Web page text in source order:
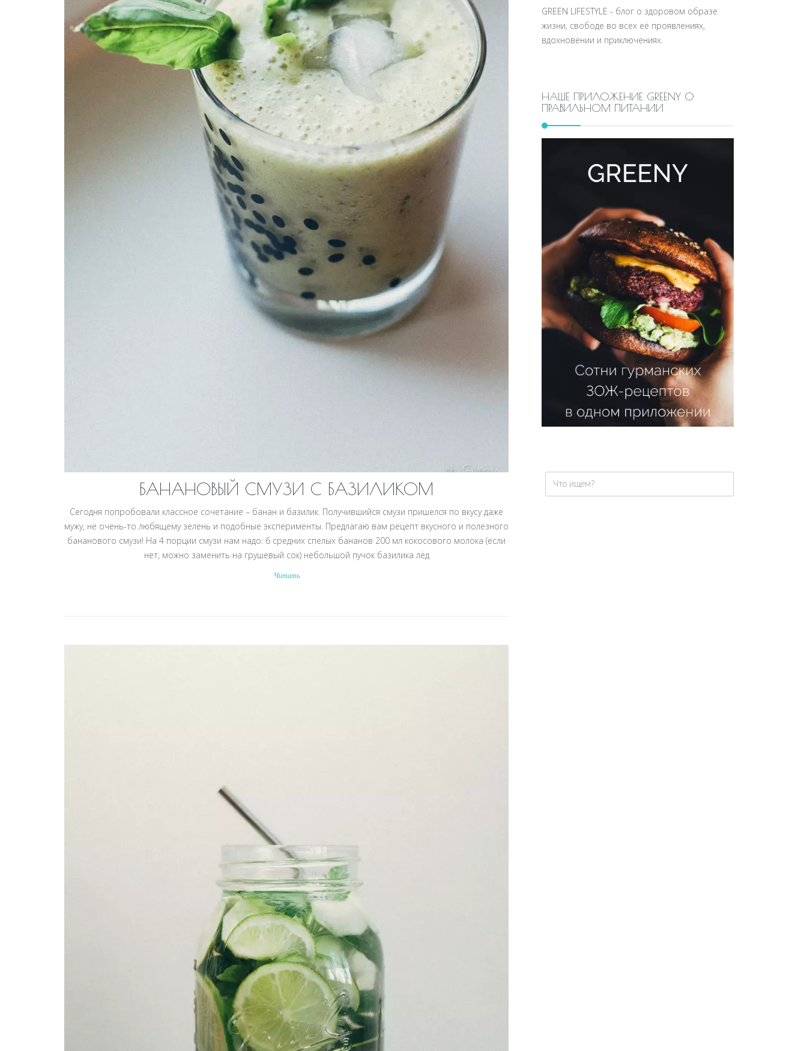
БАНАНОВЫЙ СМУЗИ С БАЗИЛИКОМ
Сегодня попробовали классное сочетание – банан и базилик. Получившийся смузи пришелся по вкусу даже
мужу, не очень-то любящему зелень и подобные эксперименты. Предлагаю вам рецепт вкусного и полезного
бананового смузи! На 4 порции смузи нам надо: 6 средних спелых бананов 200 мл кокосового молока (если
нет, можно заменить на грушевый сок) небольшой пучок базилика лёд
Читать
GREEN LIFESTYLE - блог о здоровом образе
жизни, свободе во всех её проявлениях,
вдохновении и приключениях.
НАШЕ ПРИЛОЖЕНИЕ GREENY О
ПРАВИЛЬНОМ ПИТАНИИ